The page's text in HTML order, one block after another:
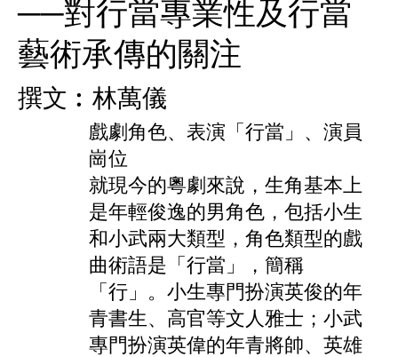
──對行當專業性及行當
藝術承傳的關注
撰文︰林萬儀
戲劇角色、表演「行當」、演員
崗位
就現今的粵劇來說，生角基本上
是年輕俊逸的男角色，包括小生
和小武兩大類型，角色類型的戲
曲術語是「行當」，簡稱
「行」。小生專門扮演英俊的年
青書生、高官等文人雅士；小武
專門扮演英偉的年青將帥、英雄